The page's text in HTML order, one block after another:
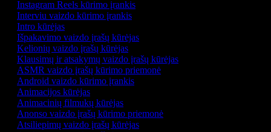
Instagram Reels kūrimo įrankis
Interviu vaizdo kūrimo įrankis
Intro kūrėjas
Išpakavimo vaizdo įrašų kūrėjas
Kelionių vaizdo įrašų kūrėjas
Klausimų ir atsakymų vaizdo įrašų kūrėjas
ASMR vaizdo įrašų kūrimo priemonė
Android vaizdo kūrimo įrankis
Animacijos kūrėjas
Animacinių filmukų kūrėjas
Anonso vaizdo įrašų kūrimo priemonė
Atsiliepimų vaizdo įrašų kūrėjas